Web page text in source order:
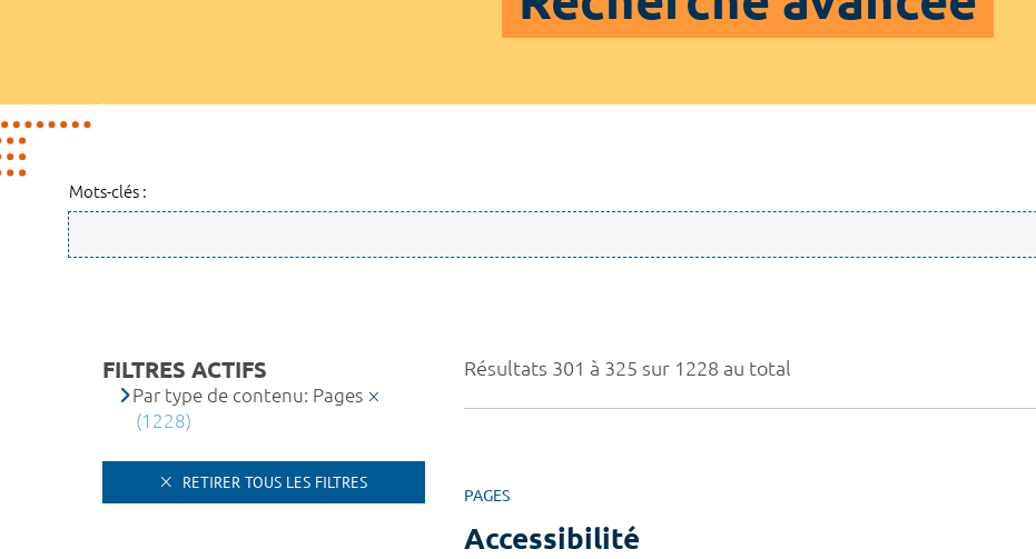
Mots-clés :
Résultats 301 à 325 sur 1228 au total
PAGES
Accessibilité
FILTRES ACTIFS
Par type de contenu: Pages
(1228)
RETIRER TOUS LES FILTRES